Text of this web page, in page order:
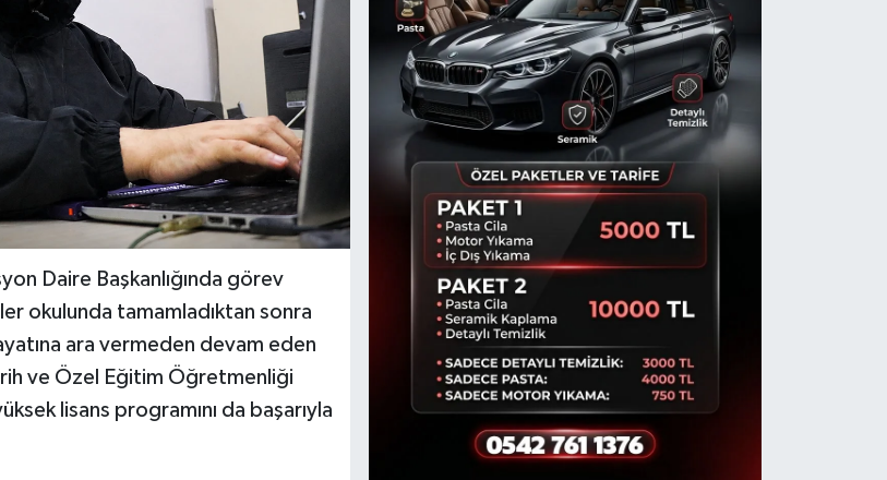
Daire Başkanlığında görev
okulunda tamamladıktan sonra
ara vermeden devam eden
ve Özel Eğitim Öğretmenliği
lisans programını da başarıyla